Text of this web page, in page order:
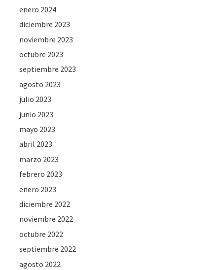
enero 2024
diciembre 2023
noviembre 2023
octubre 2023
septiembre 2023
agosto 2023
julio 2023
junio 2023
mayo 2023
abril 2023
marzo 2023
febrero 2023
enero 2023
diciembre 2022
noviembre 2022
octubre 2022
septiembre 2022
agosto 2022